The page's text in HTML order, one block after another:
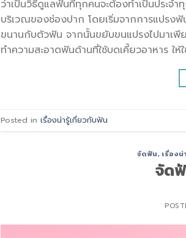
ว่าเป็นวิธีดูแลฟันที่ทุกคนจะต้องทำเป็นประจ
บริเวณของช่องปาก โดยเริ่มจากการแปรง
ขนานกับตัวฟัน จากนั้นขยับขนแปรงไปมาเ
ทำความสะอาดฟันด้านที่ใช้บดเคี้ยวอาหาร ใ
Posted in เรื่องน่ารู้เกี่ยวกับฟัน
จัดฟัน, เรื่อง
จัดฟั